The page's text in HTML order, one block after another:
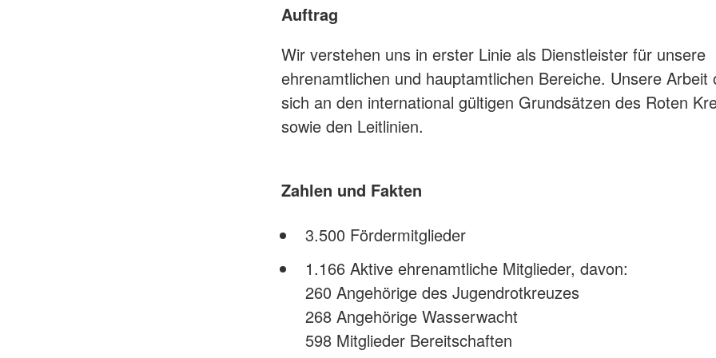
Auftrag
Wir verstehen uns in erster Linie als Dienstleister für unsere
ehrenamtlichen und hauptamtlichen Bereiche. Unsere Arbeit
sich an den international gültigen Grundsätzen des Roten
sowie den Leitlinien.
Zahlen und Fakten
3.500 Fördermitglieder
1.166 Aktive ehrenamtliche Mitglieder, davon:
260 Angehörige des Jugendrotkreuzes
268 Angehörige Wasserwacht
598 Mitglieder Bereitschaften